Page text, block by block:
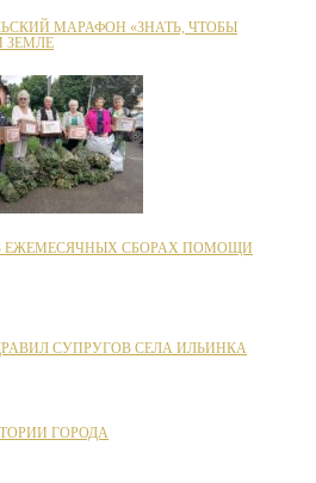
МАРАФОН «ЗНАТЬ, ЧТОБЫ
ЗЕМЛЕ
ЕЖЕМЕСЯЧНЫХ СБОРАХ ПОМОЩИ
СУПРУГОВ СЕЛА ИЛЬИНКА
ГОРОДА